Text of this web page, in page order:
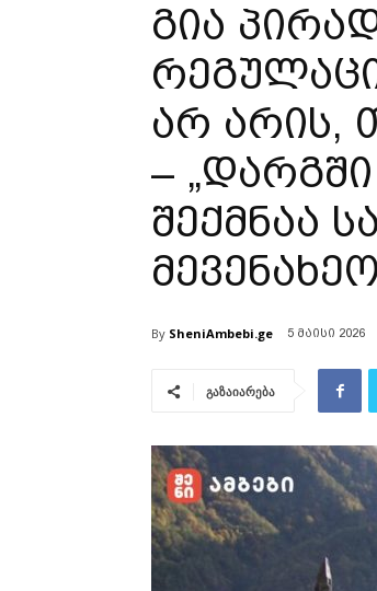
გია
არ არის,
– „დარგში
შექმნაა
By SheniAmbebi.ge 5 მაისი 2026
გაზაიარება